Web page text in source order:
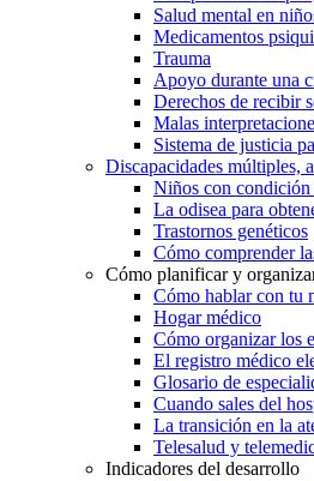
Salud mental en
Medicamentos
Trauma
Apoyo durante una
Derechos de recibir
Malas
Sistema de justicia
Discapacidades múltiples,
Niños con condición
La odisea para
Trastornos genéticos
Cómo comprender
Cómo planificar y
Cómo hablar con tu
Hogar médico
Cómo organizar los
El registro médico
Glosario de
Cuando sales del
La transición en la
Telesalud y
Indicadores del desarrollo